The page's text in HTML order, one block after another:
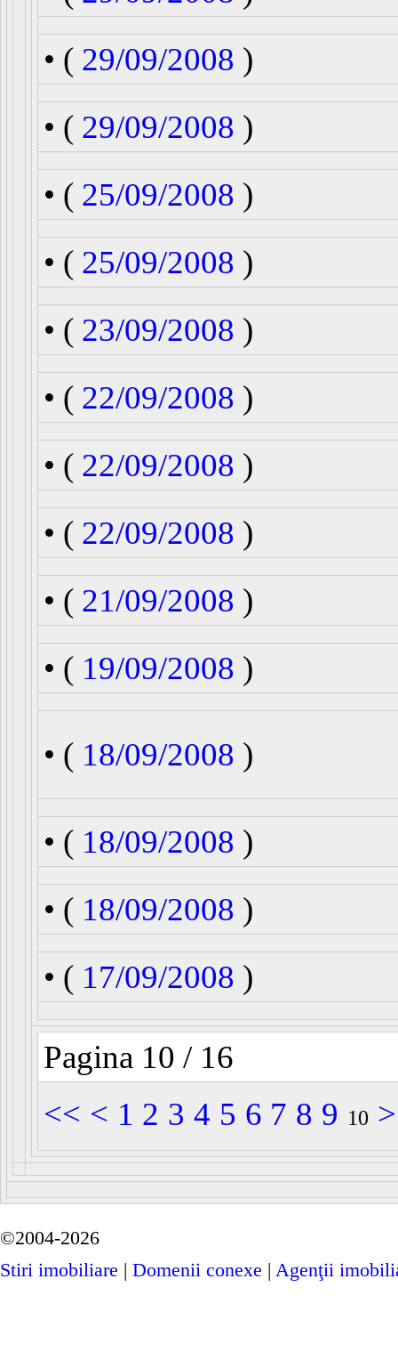
• ( 29/09/2008 )
• ( 29/09/2008 )
• ( 25/09/2008 )
• ( 25/09/2008 )
• ( 23/09/2008 )
• ( 22/09/2008 )
• ( 22/09/2008 )
• ( 22/09/2008 )
• ( 21/09/2008 )
• ( 19/09/2008 )
• ( 18/09/2008 )
• ( 18/09/2008 )
• ( 18/09/2008 )
• ( 17/09/2008 )
Pagina 10 / 16
<< < 1 2 3 4 5 6 7 8 9 10 >
©2004-2026
Stiri imobiliare | Domenii conexe | Agenţii